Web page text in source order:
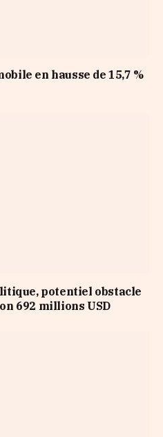
en hausse de 15,7 %
potentiel obstacle
692 millions USD